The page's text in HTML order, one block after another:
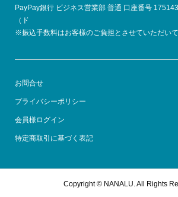
PayPay銀行 ビジネス営業部 普通 口座番号
（ド
※振込手数料はお客様のご負担とさせていただい
お問合せ
プライバシーポリシー
会員様ログイン
特定商取引に基づく表記
Copyright © NANALU. All Rights